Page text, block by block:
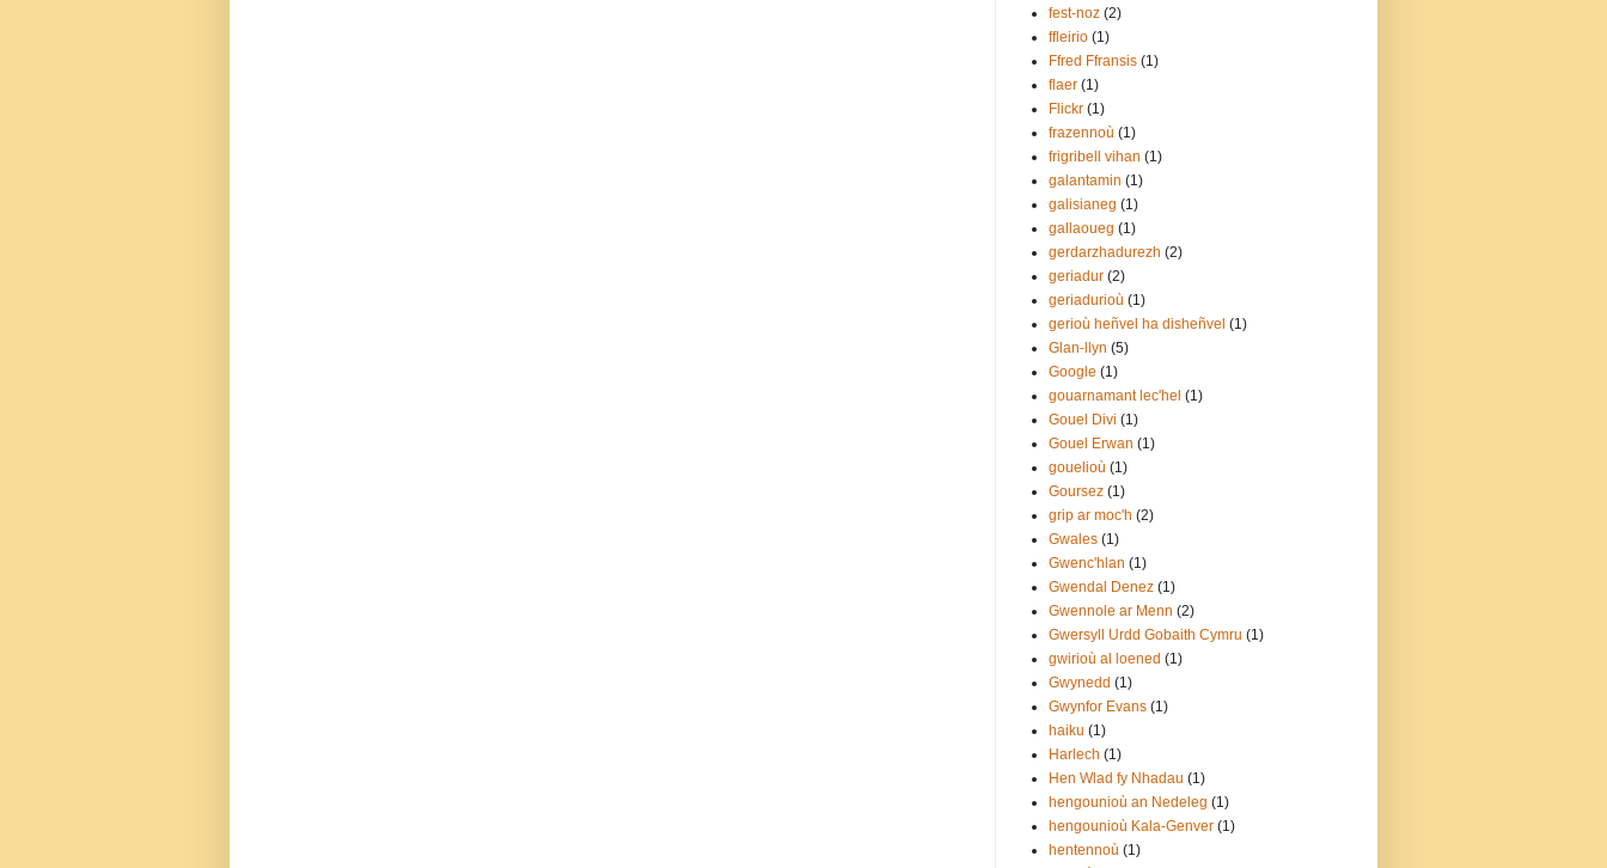
fest-noz (2)
ffleirio (1)
Ffred Ffransis (1)
flaer (1)
Flickr (1)
frazennoù (1)
frigribell vihan (1)
galantamin (1)
galisianeg (1)
gallaoueg (1)
gerdarzhadurezh (2)
geriadur (2)
geriadurioù (1)
gerioù heñvel ha disheñvel (1)
Glan-llyn (5)
Google (1)
gouarnamant lec'hel (1)
Gouel Divi (1)
Gouel Erwan (1)
gouelioù (1)
Goursez (1)
grip ar moc'h (2)
Gwales (1)
Gwenc'hlan (1)
Gwendal Denez (1)
Gwennole ar Menn (2)
Gwersyll Urdd Gobaith Cymru (1)
gwirioù al loened (1)
Gwynedd (1)
Gwynfor Evans (1)
haiku (1)
Harlech (1)
Hen Wlad fy Nhadau (1)
hengounioù an Nedeleg (1)
hengounioù Kala-Genver (1)
hentennoù (1)